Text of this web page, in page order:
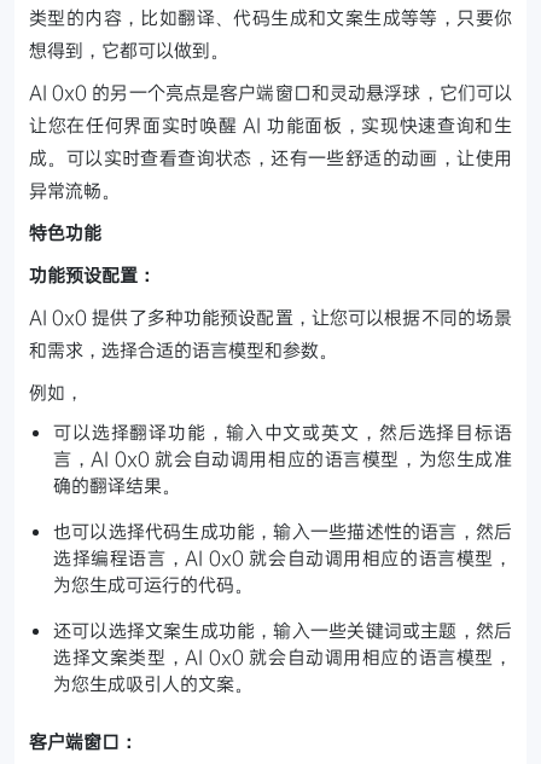
类型的内容，比如翻译、代码生成和文案生成等等，只要你
想得到，它都可以做到。
AI 0x0 的另一个亮点是客户端窗口和灵动悬浮球，它们可以
让您在任何界面实时唤醒 AI 功能面板，实现快速查询和生
成。可以实时查看查询状态，还有一些舒适的动画，让使用
异常流畅。
特色功能
功能预设配置：
AI 0x0 提供了多种功能预设配置，让您可以根据不同的场景
和需求，选择合适的语言模型和参数。
例如，
可以选择翻译功能，输入中文或英文，然后选择目标语
言，AI 0x0 就会自动调用相应的语言模型，为您生成准
确的翻译结果。
也可以选择代码生成功能，输入一些描述性的语言，然后
选择编程语言，AI 0x0 就会自动调用相应的语言模型，
为您生成可运行的代码。
还可以选择文案生成功能，输入一些关键词或主题，然后
选择文案类型，AI 0x0 就会自动调用相应的语言模型，
为您生成吸引人的文案。
客户端窗口：